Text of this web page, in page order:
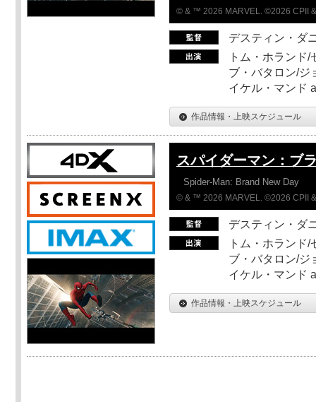
© & ™ 2026 MARVEL. ©2026 CPII
デスティン・ダ
トム・ホランド
ブ・バタロン/ジ
イケル・マンド
作品情報・上映スケジュール
スパイダーマン：ブ
Spider-Man: Brand New Day
© & ™ 2026 MARVEL. ©2026 CPII
デスティン・ダ
トム・ホランド
ブ・バタロン/ジ
イケル・マンド
作品情報・上映スケジュール